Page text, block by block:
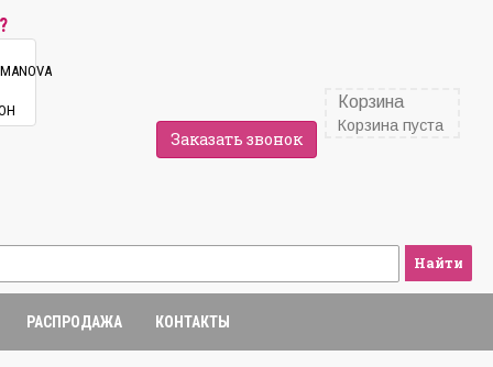
Заказать звонок
Корзина
Корзина пуста
Найти
РАСПРОДАЖА КОНТАКТЫ